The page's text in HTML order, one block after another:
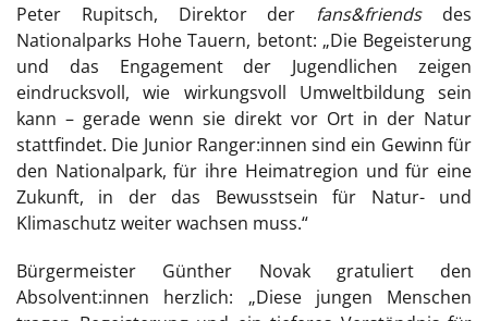
Peter Rupitsch, Direktor der fans&friendsdes
Nationalparks Hohe Tauern, betont: „Die Begeisterung
und das Engagement der Jugendlichen zeigen
eindrucksvoll, wie wirkungsvoll Umweltbildung sein
kann – gerade wenn sie direkt vor Ort in der Natur
stattfindet. Die Junior Ranger:innen sind ein Gewinn für
den Nationalpark, für ihre Heimatregion und für eine
Zukunft, in der das Bewusstsein für Natur- und
Klimaschutz weiter wachsen muss.“
Bürgermeister Günther Novak gratuliert den
Absolvent:innen herzlich: „Diese jungen Menschen